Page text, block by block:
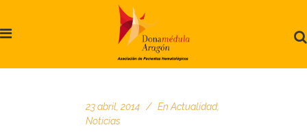
23 abril, 2014 En Actualidad,
Noticias